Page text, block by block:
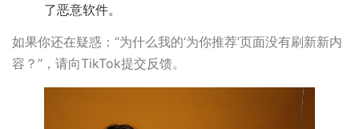
了恶意软件。
如果你还在疑惑：“为什么我的‘为你推荐’页面没有刷新新内
容？”，请向TikTok提交反馈。